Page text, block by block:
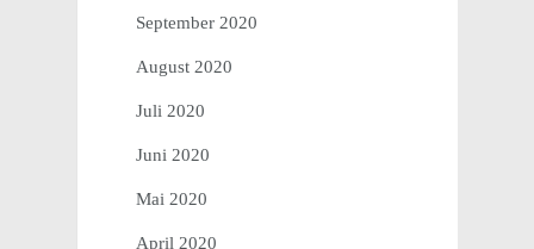
September 2020
August 2020
Juli 2020
Juni 2020
Mai 2020
April 2020